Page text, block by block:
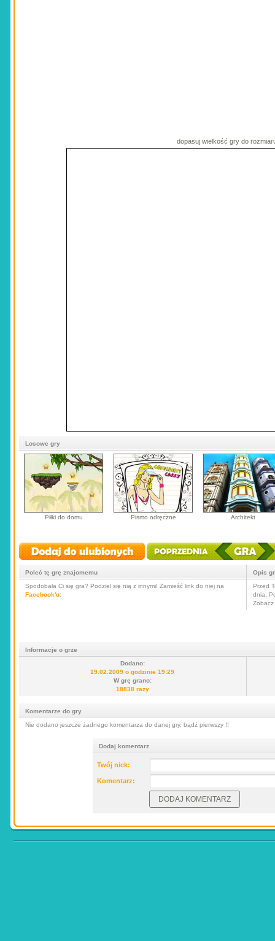
dopasuj wielkość gry do
Losowe gry
Piłki do domu Pismo odręczne Architekt
Poleć tę grę znajomemu
Spodobała Ci się gra? Podziel się nią z innymi! Zamieść link do niej na
Facebook'u:
Opis
Przed
dnia.
Informacje o grze
Dodano:
19.02.2009 o godzinie 19:29
W grę grano:
18838 razy
Komentarze do gry
Nie dodano jeszcze żadnego komentarza do danej gry, bądź pierwszy !!
Dodaj komentarz
Twój nick:
Komentarz: